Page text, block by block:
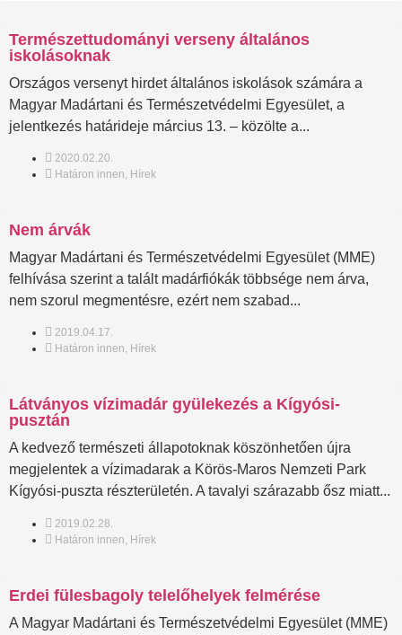
Természettudományi verseny általános
iskolásoknak
Országos versenyt hirdet általános iskolások számára a
Magyar Madártani és Természetvédelmi Egyesület, a
jelentkezés határideje március 13. – közölte a...
2020.02.20.
Határon innen, Hírek
Nem árvák
Magyar Madártani és Természetvédelmi Egyesület (MME)
felhívása szerint a talált madárfiókák többsége nem árva,
nem szorul megmentésre, ezért nem szabad...
2019.04.17.
Határon innen, Hírek
Látványos vízimadár gyülekezés a Kígyósi-
pusztán
A kedvező természeti állapotoknak köszönhetően újra
megjelentek a vízimadarak a Körös-Maros Nemzeti Park
Kígyósi-puszta részterületén. A tavalyi szárazabb ősz miatt...
2019.02.28.
Határon innen, Hírek
Erdei fülesbagoly telelőhelyek felmérése
A Magyar Madártani és Természetvédelmi Egyesület (MME)